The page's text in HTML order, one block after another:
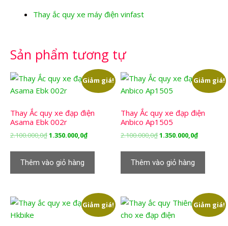
Thay ắc quy xe máy điện vinfast
Sản phẩm tương tự
Giảm giá!
Thay Ắc quy xe đạp điện
Asama Ebk 002r
2.100.000,0₫Giá
2.100.000,0₫.
1.350.000,0₫Giá
1.350.000,0₫.
Thêm vào giỏ hàng
Giảm giá!
Thay Ắc quy xe đạp điện
Anbico Ap1505
2.100.000,0₫Giá
2.100.000,0₫.
1.350.000,0₫Giá
Thêm vào giỏ hàng
Giảm giá! Giảm giá!